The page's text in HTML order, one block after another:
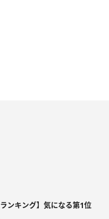
ンキング】気になる第1位